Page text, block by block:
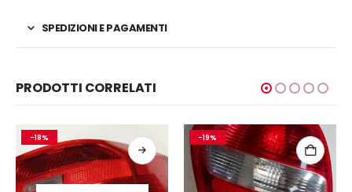
SPEDIZIONI E PAGAMENTI
PRODOTTI CORRELATI
-18% -19%